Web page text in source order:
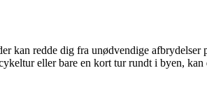
kan redde dig fra unødvendige
eller bare en kort tur rundt i byen,